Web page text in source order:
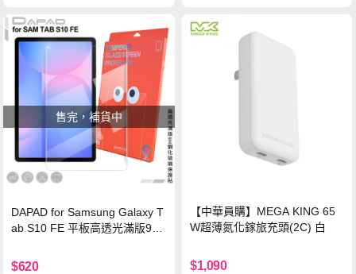
售完，補貨中
DAPAD for Samsung Galaxy T
ab S10 FE 平板高透光滿版9H
$620
【中華員購】MEGA KING 65
W超薄氮化鎵旅充頭(2C) 白
$1,090